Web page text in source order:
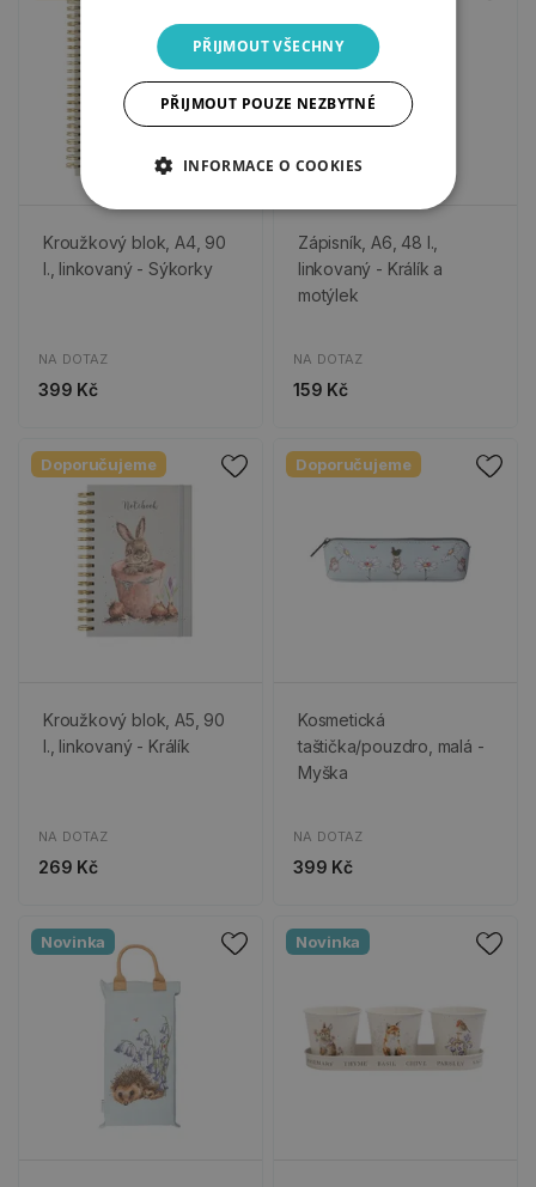
Kroužkový blok, A4, 90
l., linkovaný - Sýkorky
NA DOTAZ
399 Kč
Zápisník, A6, 48 l.,
linkovaný - Králík a
motýlek
NA DOTAZ
159 Kč
Doporučujeme
Kroužkový blok, A5, 90
l., linkovaný - Králík
NA DOTAZ
269 Kč
Doporučujeme
Kosmetická
taštička/pouzdro, malá -
Myška
NA DOTAZ
399 Kč
Novinka Novinka
PŘIJMOUT VŠECHNY
PŘIJMOUT POUZE NEZBYTNÉ
INFORMACE O COOKIES